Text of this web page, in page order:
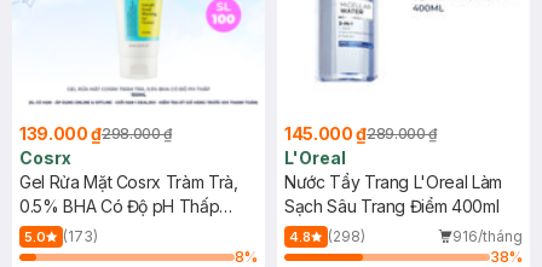
139.000 ₫298.000 ₫
Cosrx
Gel Rửa Mặt Cosrx Tràm Trà,
0.5% BHA Có Độ pH Thấp
150ml
5.0
(173)
8%
145.000 ₫289.000 ₫
L'Oreal
Nước Tẩy Trang L'Oreal Làm
Sạch Sâu Trang Điểm 400ml
4.8 (298)
916/tháng
38%